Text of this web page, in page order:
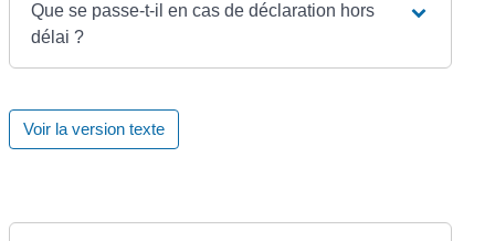
Que se passe-t-il en cas de déclaration hors
délai ?
Voir la version texte